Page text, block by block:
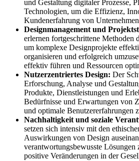
und Gestaltung digitaler Prozesse,
Technologien, um die Effizienz,
Kundenerfahrung von
Designmanagement und
erlernen fortgeschrittene Methoden
um komplexe Designprojekte
organisieren und erfolgreich
effektiv führen und Ressourcen
Nutzerzentriertes Design: Der
Erforschung, Analyse und
Produkte, Dienstleistungen und
Bedürfnisse und Erwartungen von
und optimale Benutzererfahrungen
Nachhaltigkeit und soziale
setzen sich intensiv mit den
Auswirkungen von Design
verantwortungsbewusste Lösungen
positive Veränderungen in der